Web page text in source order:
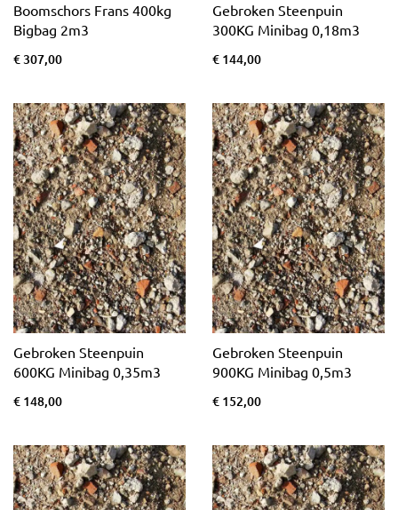
Boomschors Frans 400kg
Bigbag 2m3
€ 307,00
Gebroken Steenpuin
300KG Minibag 0,18m3
€ 144,00
Gebroken Steenpuin
600KG Minibag 0,35m3
€ 148,00
Gebroken Steenpuin
900KG Minibag 0,5m3
€ 152,00